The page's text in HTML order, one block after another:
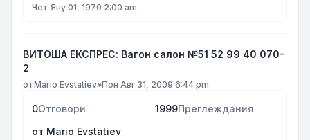
Чет Яну 01, 1970 2:00 am
ВИТОША ЕКСПРЕС: Вагон салон №51 52 99 40 070-
2
отMario Evstatiev»Пон Авг 31, 2009 6:44 pm
0Отговори 1999Преглеждания
от Mario Evstatiev